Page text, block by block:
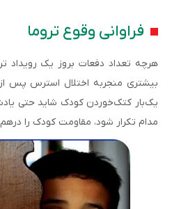
فراوانی وقوع تروما
هرچه تعداد دفعات بروز یک رویداد
بیشتری منجربه اختلال استرس پس
یک‌بار کتک‌خوردن کودک شاید حتی
مدام تکرار شود، مقاومت کودک را